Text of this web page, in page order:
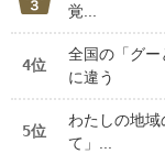
覚...
4位
全国の「グ
に違う
5位
わたしの地
て」...